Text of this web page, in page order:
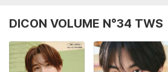
DICON VOLUME N°34 TWS